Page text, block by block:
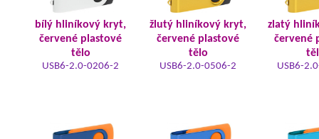
bílý hliníkový kryt,
červené plastové
tělo
USB6-2.0-0206-2
žlutý hliníkový kryt,
červené plastové
tělo
USB6-2.0-0506-2
zlatý
červené
USB6-